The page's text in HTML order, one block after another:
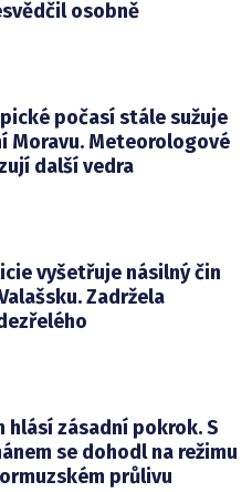
osobně
počasí stále sužuje
Moravu. Meteorologové
další vedra
vyšetřuje násilný čin
Zadržela
hlásí zásadní pokrok. S
se dohodl na režimu
průlivu